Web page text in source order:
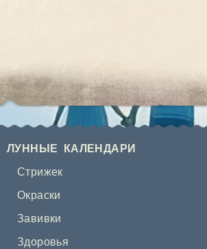
ЛУННЫЕ КАЛЕНДАРИ
Стрижек
Окраски
Завивки
Здоровья